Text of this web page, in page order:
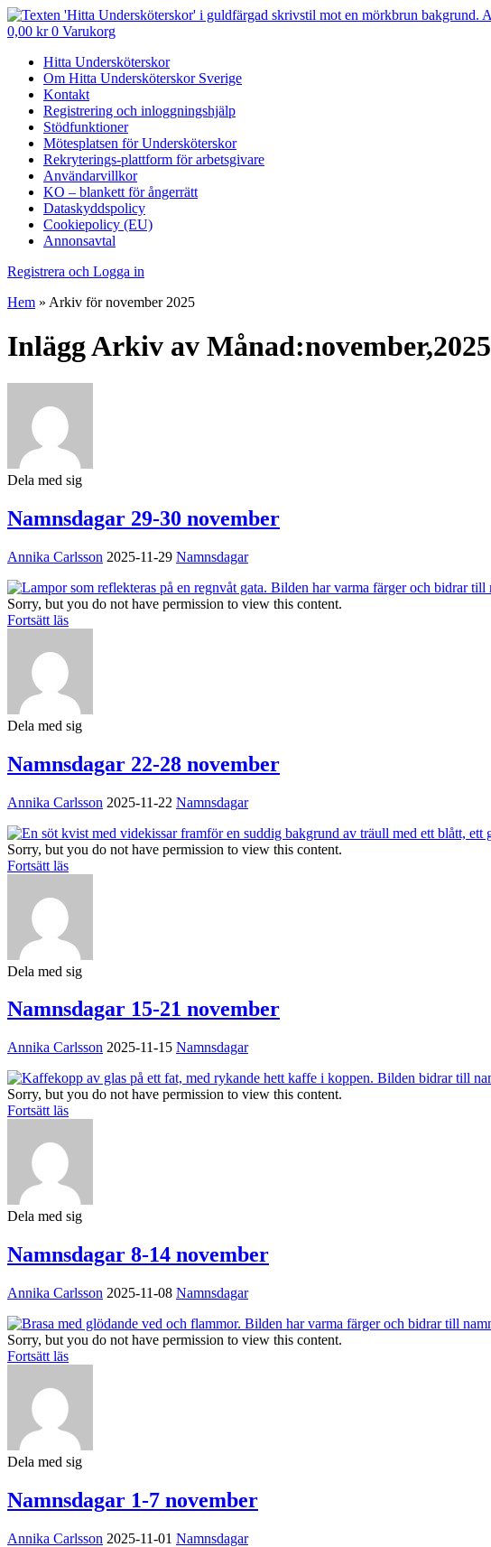
0,00 kr 0 Varukorg
Hitta Undersköterskor
Om Hitta Undersköterskor Sverige
Kontakt
Registrering och inloggningshjälp
Stödfunktioner
Mötesplatsen för Undersköterskor
Rekryterings-plattform för arbetsgivare
Användarvillkor
KO – blankett för ångerrätt
Dataskyddspolicy
Cookiepolicy (EU)
Annonsavtal
Registrera och Logga in
Hem » Arkiv för november 2025
Inlägg Arkiv av Månad:november,2025
Dela med sig
Namnsdagar 29-30 november
Annika Carlsson 2025-11-29 Namnsdagar
Sorry, but you do not have permission to view this content.
Fortsätt läs
Dela med sig
Namnsdagar 22-28 november
Annika Carlsson 2025-11-22 Namnsdagar
Sorry, but you do not have permission to view this content.
Fortsätt läs
Dela med sig
Namnsdagar 15-21 november
Annika Carlsson 2025-11-15 Namnsdagar
Sorry, but you do not have permission to view this content.
Fortsätt läs
Dela med sig
Namnsdagar 8-14 november
Annika Carlsson 2025-11-08 Namnsdagar
Sorry, but you do not have permission to view this content.
Fortsätt läs
Dela med sig
Namnsdagar 1-7 november
Annika Carlsson 2025-11-01 Namnsdagar